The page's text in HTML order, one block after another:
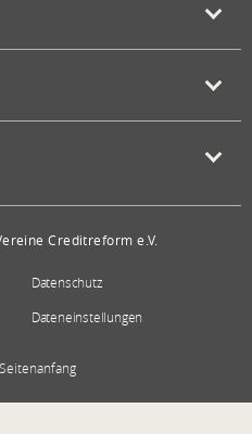
Creditreform e.V.
Datenschutz
Dateneinstellungen